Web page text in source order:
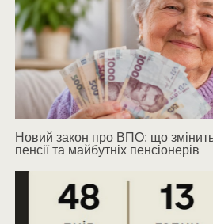
Новий закон про ВПО: що
пенсії та майбутніх пенсіонерів